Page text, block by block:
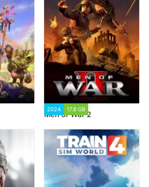
2024 17.8 GB
Men of War 2